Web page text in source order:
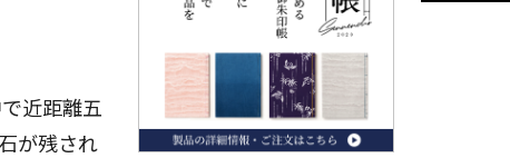
近距離五
が残され